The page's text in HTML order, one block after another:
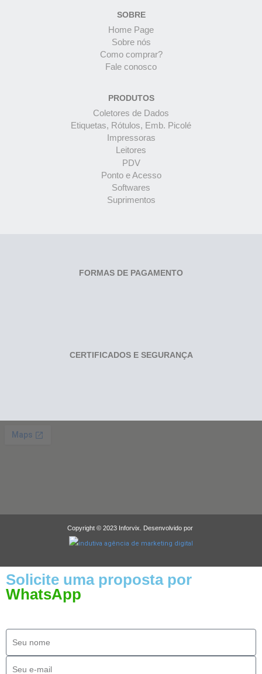
SOBRE
Home Page
Sobre nós
Como comprar?
Fale conosco
PRODUTOS
Coletores de Dados
Etiquetas, Rótulos, Emb. Picolé
Impressoras
Leitores
PDV
Ponto e Acesso
Softwares
Suprimentos
FORMAS DE PAGAMENTO
CERTIFICADOS E SEGURANÇA
Copyright © 2023 Inforvix. Desenvolvido por
Solicite uma proposta por
WhatsApp